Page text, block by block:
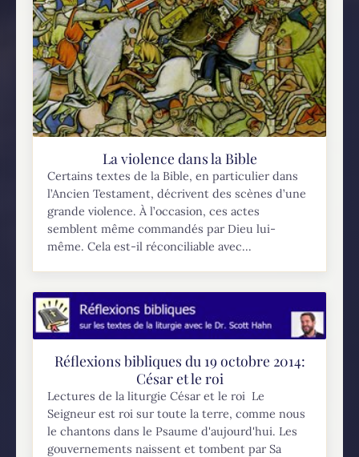
La violence dans la Bible
Certains textes de la Bible, en particulier dans
l’Ancien Testament, décrivent des scènes d’une
grande violence. À l’occasion, ces actes
semblent même commandés par Dieu lui-
même. Cela est-il réconciliable avec...
Réflexions bibliques du 19 octobre 2014:
César et le roi
Lectures de la liturgie César et le roi Le
Seigneur est roi sur toute la terre, comme nous
le chantons dans le Psaume d'aujourd'hui. Les
gouvernements naissent et tombent par Sa